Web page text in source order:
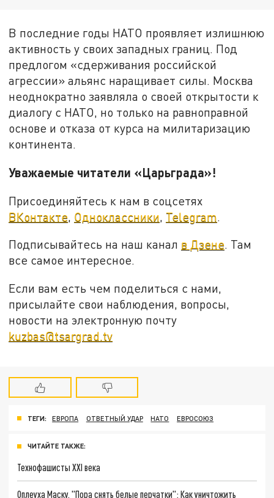
В последние годы НАТО проявляет излишнюю
активность у своих западных границ. Под
предлогом «сдерживания российской
агрессии» альянс наращивает силы. Москва
неоднократно заявляла о своей открытости к
диалогу с НАТО, но только на равноправной
основе и отказа от курса на милитаризацию
континента.
Уважаемые читатели «Царьграда»!
Присоединяйтесь к нам в соцсетях
ВКонтакте, Одноклассники, Telegram.
Подписывайтесь на наш канал в Дзене. Там
все самое интересное.
Если вам есть чем поделиться с нами,
присылайте свои наблюдения, вопросы,
новости на электронную почту
kuzbas@tsargrad.tv
ТЕГИ: ЕВРОПА ОТВЕТНЫЙ УДАР НАТО ЕВРОСОЮЗ
ЧИТАЙТЕ ТАКЖЕ:
Технофашисты XXI века
Оплеуха Маску. "Пора снять белые перчатки": Как уничтожить